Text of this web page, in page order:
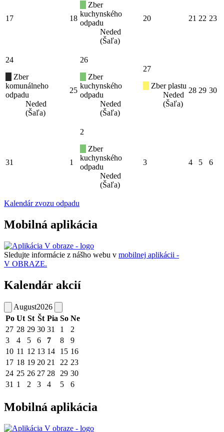
17 18
Zber
kuchynského
odpadu
Neded
(Šaľa)
20 21 22 23
24
Zber
komunálneho
odpadu
Neded
(Šaľa)
25
26
Zber
kuchynského
odpadu
Neded
(Šaľa)
27
Zber plastu
Neded
(Šaľa)
28 29 30
31 1
2
Zber
kuchynského
odpadu
Neded
(Šaľa)
3 4 5 6
Kalendár zvozu odpadu
Mobilná aplikácia
Sledujte informácie z nášho webu v mobilnej aplikácii -
V OBRAZE.
Kalendár akcií
August2026
Po Ut St Št Pia So Ne
27 28 29 30 31 1
2
3
4 5 6 7 8
9
10 11 12 13 14 15 16
17 18 19 20 21 22 23
24 25 26 27 28 29 30
31 1 2 3 4 5 6
Mobilná aplikácia